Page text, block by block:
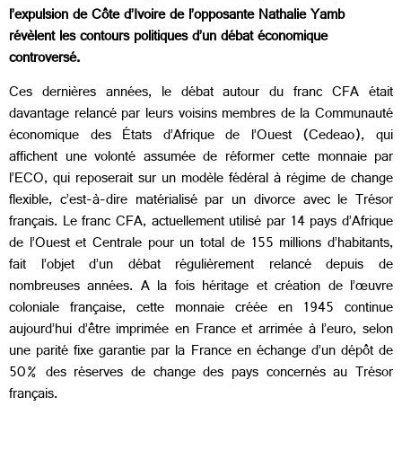
l’expulsion de Côte d’Ivoire de l’opposante Nathalie Yamb
révèlent les contours politiques d’un débat économique
controversé.
Ces dernières années, le débat autour du franc CFA était
davantage relancé par leurs voisins membres de la Communauté
économique des États d’Afrique de l’Ouest (Cedeao), qui
affichent une volonté assumée de réformer cette monnaie par
l’ECO, qui reposerait sur un modèle fédéral à régime de change
flexible, c’est-à-dire matérialisé par un divorce avec le Trésor
français. Le franc CFA, actuellement utilisé par 14 pays d’Afrique
de l’Ouest et Centrale pour un total de 155 millions d’habitants,
fait l’objet d’un débat régulièrement relancé depuis de
nombreuses années. A la fois héritage et création de l’œuvre
coloniale française, cette monnaie créée en 1945 continue
aujourd’hui d’être imprimée en France et arrimée à l’euro, selon
une parité fixe garantie par la France en échange d’un dépôt de
50% des réserves de change des pays concernés au Trésor
français.